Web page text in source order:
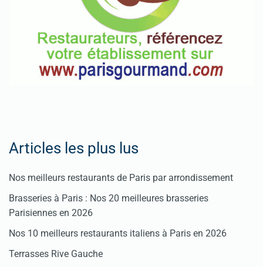
Articles les plus lus
Nos meilleurs restaurants de Paris par arrondissement
Brasseries à Paris : Nos 20 meilleures brasseries
Parisiennes en 2026
Nos 10 meilleurs restaurants italiens à Paris en 2026
Terrasses Rive Gauche